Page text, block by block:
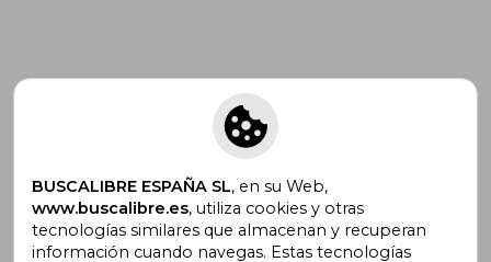
Suscríbete para recibir ofertas y
promociones
¿Necesitas ayuda?
BUSCALIBRE ESPAÑA SL, en su Web,
www.buscalibre.es, utiliza cookies y otras
tecnologías similares que almacenan y recuperan
información cuando navegas. Estas tecnologías